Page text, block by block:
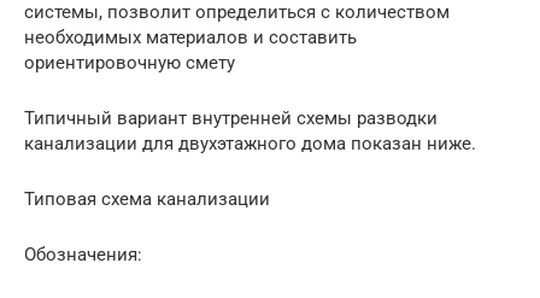
системы, позволит определиться с количеством
необходимых материалов и составить
ориентировочную смету
Типичный вариант внутренней схемы разводки
канализации для двухэтажного дома показан ниже.
Типовая схема канализации
Обозначения: